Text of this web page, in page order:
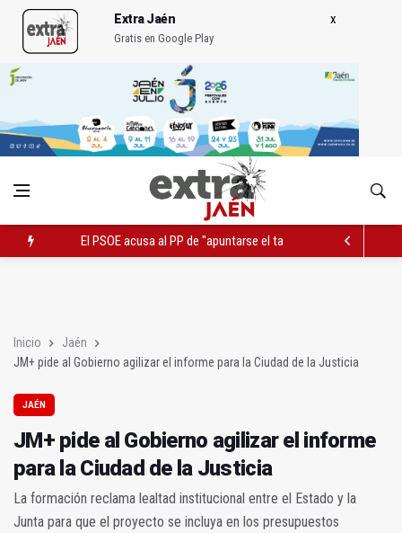
Extra Jaén
Gratis en Google Play
El PSOE acusa al PP de "apuntarse el tanto" de los datos de
Inicio
Jaén
JM+ pide al Gobierno agilizar el informe para la Ciudad de la Justicia
JAÉN
JM+ pide al Gobierno agilizar el informe
para la Ciudad de la Justicia
La formación reclama lealtad institucional entre el Estado y la
Junta para que el proyecto se incluya en los presupuestos